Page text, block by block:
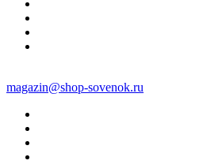
magazin@shop-sovenok.ru